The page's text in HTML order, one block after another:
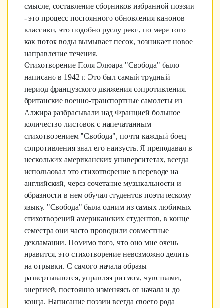
смысле, составление сборников избранной поэзии
- это процесс постоянного обновления канонов
классики, это подобно руслу реки, по мере того
как поток воды вымывает песок, возникает новое
направление течения.
Стихотворение Поля Элюара "Свобода" было
написано в 1942 г. Это был самый трудный
период французского движения сопротивления,
британские военно-транспортные самолеты из
Алжира разбрасывали над Францией большое
количество листовок с напечатанным
стихотворением "Свобода", почти каждый боец
сопротивления знал его наизусть. Я преподавал в
нескольких американских университетах, всегда
использовал это стихотворение в переводе на
английский, через сочетание музыкальности и
образности в нем обучал студентов поэтическому
языку. "Свобода" была одним из самых любимых
стихотворений американских студентов, в конце
семестра они часто проводили совместные
декламации. Помимо того, что оно мне очень
нравится, это стихотворение невозможно делить
на отрывки. С самого начала образы
развертываются, управляя ритмом, чувствами,
энергией, постоянно изменяясь от начала и до
конца. Написание поэзии всегда своего рода